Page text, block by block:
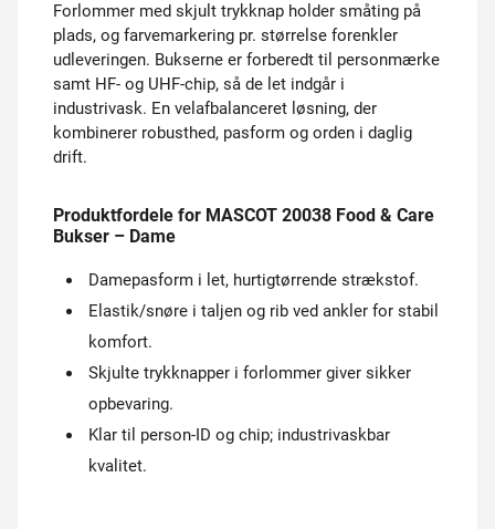
Forlommer med skjult trykknap holder småting på
plads, og farvemarkering pr. størrelse forenkler
udleveringen. Bukserne er forberedt til personmærke
samt HF- og UHF-chip, så de let indgår i
industrivask. En velafbalanceret løsning, der
kombinerer robusthed, pasform og orden i daglig
drift.
Produktfordele for MASCOT 20038 Food & Care
Bukser – Dame
Damepasform i let, hurtigtørrende strækstof.
Elastik/snøre i taljen og rib ved ankler for stabil
komfort.
Skjulte trykknapper i forlommer giver sikker
opbevaring.
Klar til person-ID og chip; industrivaskbar
kvalitet.